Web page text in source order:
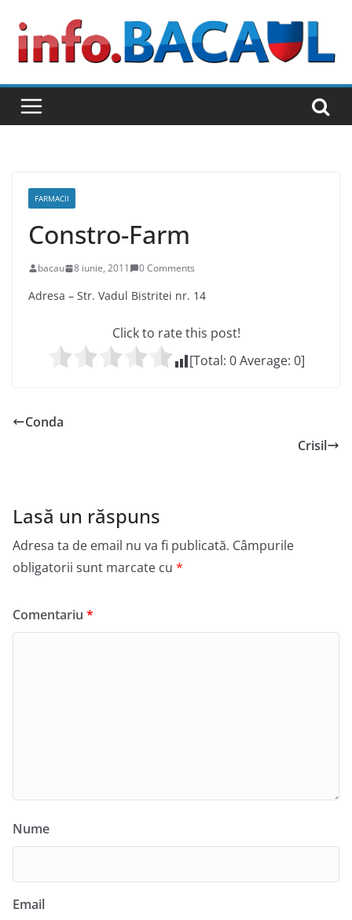
content
FARMACII
Constro-Farm
bacau 8 iunie, 2011 0 Comments
Adresa – Str. Vadul Bistritei nr. 14
Click to rate this post!
[Total: 0Average: 0]
Conda
Crisil
Lasă un răspuns
Adresa ta de email nu va fi publicată. Câmpurile
obligatorii sunt marcate cu *
Comentariu *
Nume
Email